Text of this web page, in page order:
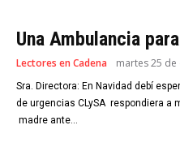
Una Ambulancia
Lectores en Cadena martes 25
Sra. Directora: En Navidad debí
de urgencias CLySA respondiera
madre ante...